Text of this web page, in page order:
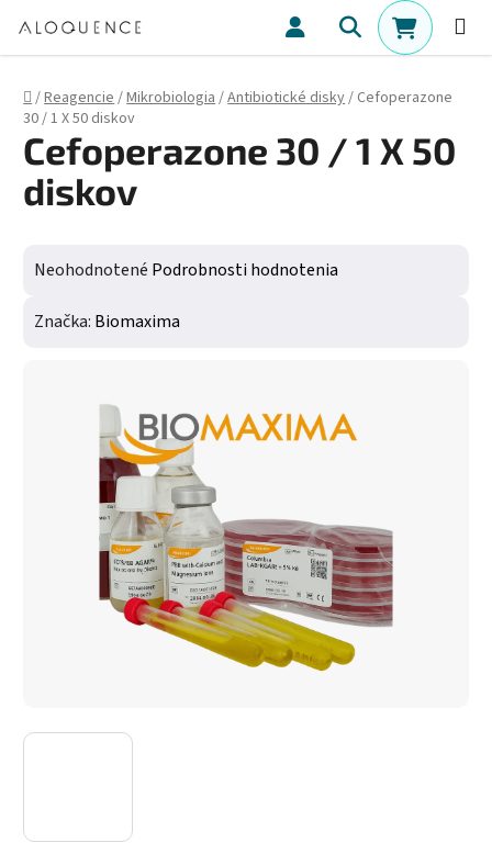
Hľadať
Domov
/Reagencie/Mikrobiologia/Antibiotické disky/ Cefoperazone
30 / 1 X 50 diskov
Cefoperazone 30 / 1 X 50
diskov
Priemerné hodnotenie produktu je 0,0 z 5 hviezdičiek.
Neohodnotené Podrobnosti hodnotenia
Značka: Biomaxima